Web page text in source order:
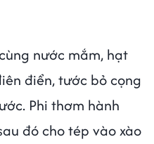
nước mắm, hạt
điển, tước bỏ cọng
Phi thơm hành
đó cho tép vào xào